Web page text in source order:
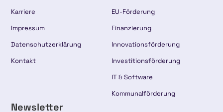
Karriere
Impressum
Datenschutzerklärung
Kontakt
EU-Förderung
Finanzierung
Innovationsförderung
Investitionsförderung
IT & Software
Kommunalförderung
Newsletter